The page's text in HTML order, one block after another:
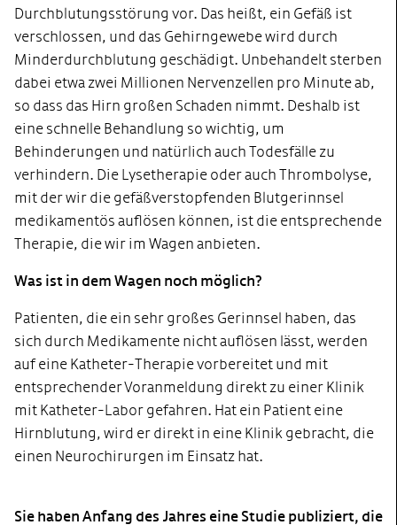
Durchblutungsstörung vor. Das heißt, ein Gefäß ist
verschlossen, und das Gehirngewebe wird durch
Minderdurchblutung geschädigt. Unbehandelt sterben
dabei etwa zwei Millionen Nervenzellen pro Minute ab,
so dass das Hirn großen Schaden nimmt. Deshalb ist
eine schnelle Behandlung so wichtig, um
Behinderungen und natürlich auch Todesfälle zu
verhindern. Die Lysetherapie oder auch Thrombolyse,
mit der wir die gefäßverstopfenden Blutgerinnsel
medikamentös auflösen können, ist die entsprechende
Therapie, die wir im Wagen anbieten.
Was ist in dem Wagen noch möglich?
Patienten, die ein sehr großes Gerinnsel haben, das
sich durch Medikamente nicht auflösen lässt, werden
auf eine Katheter-Therapie vorbereitet und mit
entsprechender Voranmeldung direkt zu einer Klinik
mit Katheter-Labor gefahren. Hat ein Patient eine
Hirnblutung, wird er direkt in eine Klinik gebracht, die
einen Neurochirurgen im Einsatz hat.
Sie haben Anfang des Jahres eine Studie publiziert, die